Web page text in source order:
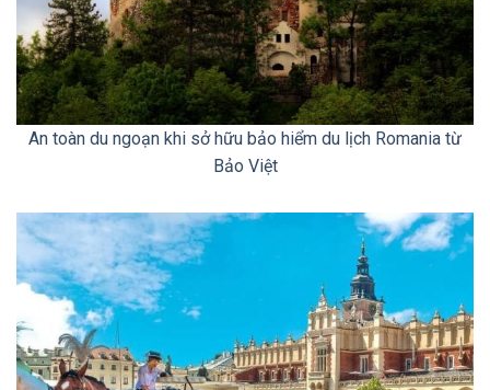
An toàn du ngoạn khi sở hữu bảo hiểm du lịch Romania từ
Bảo Việt